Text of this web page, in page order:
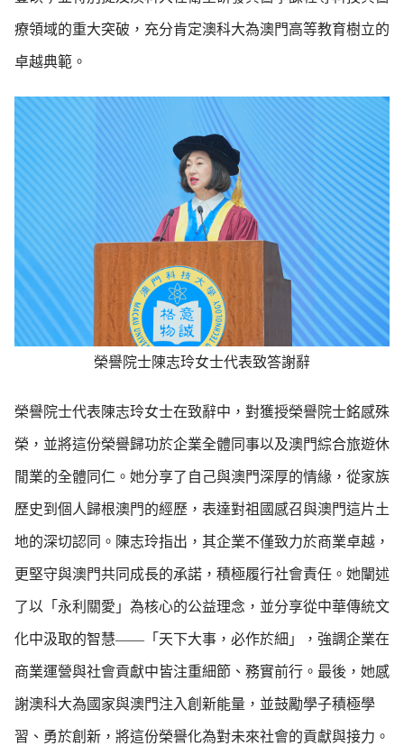
療領域的重大突破，充分肯定澳科大為澳門高等教育樹立的
卓越典範。
榮譽院士陳志玲女士代表致答謝辭
榮譽院士代表陳志玲女士在致辭中，對獲授榮譽院士銘感殊
榮，並將這份榮譽歸功於企業全體同事以及澳門綜合旅遊休
閒業的全體同仁。她分享了自己與澳門深厚的情緣，從家族
歷史到個人歸根澳門的經歷，表達對祖國感召與澳門這片土
地的深切認同。陳志玲指出，其企業不僅致力於商業卓越，
更堅守與澳門共同成長的承諾，積極履行社會責任。她闡述
了以「永利關愛」為核心的公益理念，並分享從中華傳統文
化中汲取的智慧——「天下大事，必作於細」，強調企業在
商業運營與社會貢獻中皆注重細節、務實前行。最後，她感
謝澳科大為國家與澳門注入創新能量，並鼓勵學子積極學
習、勇於創新，將這份榮譽化為對未來社會的貢獻與接力。